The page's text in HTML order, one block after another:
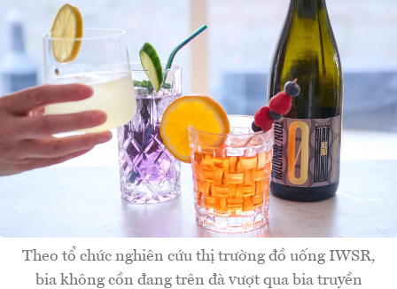
Theo tổ chức nghiên cứu thị trường đồ uống IWSR,
bia không cồn đang trên đà vượt qua bia truyền